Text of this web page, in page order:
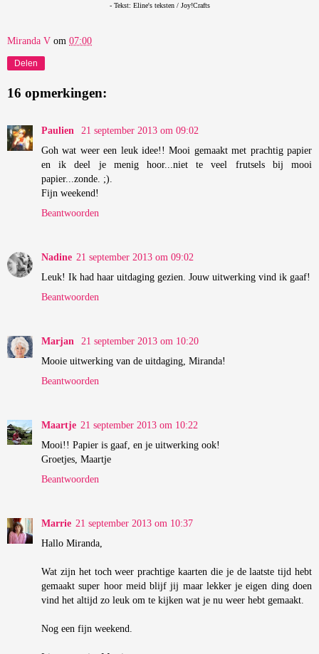
- Tekst: Eline's teksten / Joy!Crafts
Miranda V om 07:00
Delen
16 opmerkingen:
Paulien
21 september 2013 om 09:02
Goh wat weer een leuk idee!! Mooi gemaakt met prachtig papier
en ik deel je menig hoor...niet te veel frutsels bij mooi
papier...zonde. ;).
Fijn weekend!
Beantwoorden
Nadine 21 september 2013 om 09:02
Leuk! Ik had haar uitdaging gezien. Jouw uitwerking vind ik gaaf!
Beantwoorden
Marjan
21 september 2013 om 10:20
Mooie uitwerking van de uitdaging, Miranda!
Beantwoorden
Maartje 21 september 2013 om 10:22
Mooi!! Papier is gaaf, en je uitwerking ook!
Groetjes, Maartje
Beantwoorden
Marrie 21 september 2013 om 10:37
Hallo Miranda,
Wat zijn het toch weer prachtige kaarten die je de laatste tijd hebt
gemaakt super hoor meid blijf jij maar lekker je eigen ding doen
vind het altijd zo leuk om te kijken wat je nu weer hebt gemaakt.
Nog een fijn weekend.